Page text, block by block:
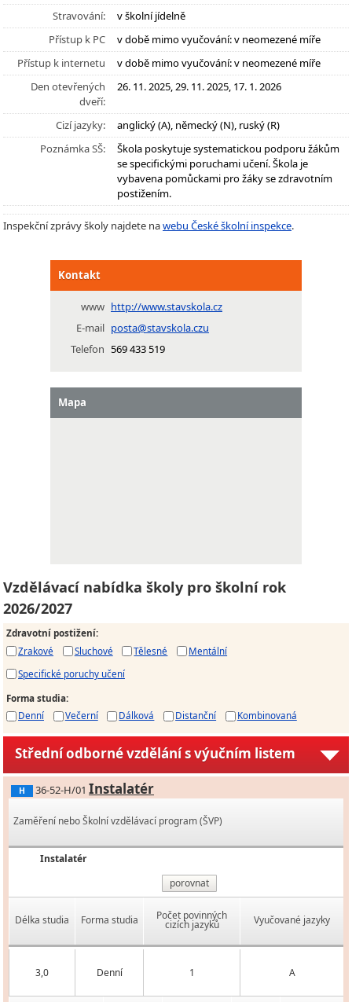
Stravování:
v školní jídelně
Přístup k PC
v době mimo vyučování: v neomezené míře
Přístup k internetu
v době mimo vyučování: v neomezené míře
Den otevřených
dveří:
26. 11. 2025, 29. 11. 2025, 17. 1. 2026
Cizí jazyky:
anglický (A), německý (N), ruský (R)
Poznámka SŠ:
Škola poskytuje systematickou podporu žákům
se specifickými poruchami učení. Škola je
vybavena pomůckami pro žáky se zdravotním
postižením.
Inspekční zprávy školy najdete nawebu České školní inspekce.
Kontakt
www http://www.stavskola.cz
E-mail posta@stavskola.czu
Telefon 569 433 519
Mapa
Vzdělávací nabídka školy pro školní rok
2026/2027
Zdravotní postižení:
Zrakové
Sluchové Tělesné
Mentální
Specifické poruchy učení
Forma studia:
Denní
Večerní Dálková Distanční Kombinovaná
Střední odborné vzdělání s výučním listem
H 36-52-H/01 Instalatér
Zaměření nebo Školní vzdělávací program (ŠVP)
Instalatér
porovnat
Délka studia Forma studia Počet povinných
cizích jazyků Vyučované jazyky
3,0 Denní 1 A